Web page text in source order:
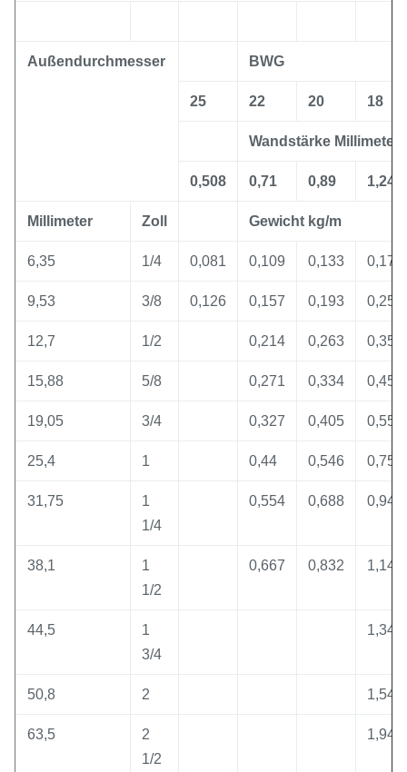
Außendurchmesser BWG
25 22 20 18
Wandstärke Millimeter
0,508 0,71 0,89 1,24
Millimeter Zoll Gewicht kg/m
6,35 1/4 0,081 0,109 0,133 0,174
9,53 3/8 0,126 0,157 0,193 0,257
12,7 1/2 0,214 0,263 0,356
15,88 5/8 0,271 0,334 0,455
19,05 3/4 0,327 0,405 0,553
25,4 1 0,44 0,546 0,75
31,75
1
1/4
0,554 0,688 0,947
38,1
1
1/2
0,667 0,832 1,144
44,5
1
3/4
1,342
50,8 2 1,549
63,5
2
1/2
1,949